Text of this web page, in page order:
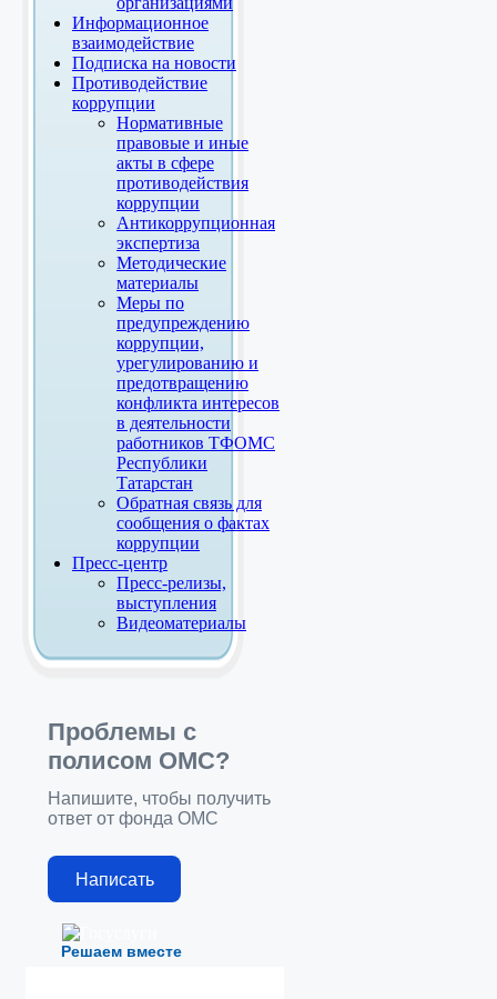
Информационное
взаимодействие
Подписка на новости
Противодействие
коррупции
Нормативные
правовые и иные
акты в сфере
противодействия
коррупции
Антикоррупционная
экспертиза
Методические
материалы
Меры по
предупреждению
коррупции,
урегулированию и
предотвращению
конфликта интересов
в деятельности
работников ТФОМС
Республики
Татарстан
Обратная связь для
сообщения о фактах
коррупции
Пресс-центр
Пресс-релизы,
выступления
Видеоматериалы
Решаем вместе
Проблемы с
полисом ОМС?
Напишите, чтобы получить
ответ от фонда ОМС
Написать